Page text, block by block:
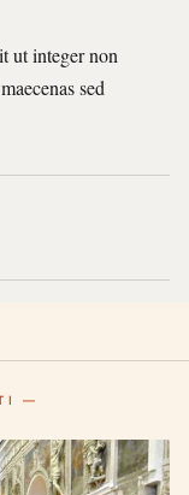
ut integer non
sed
—